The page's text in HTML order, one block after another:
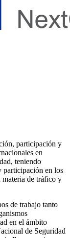
participación y
en
teniendo
participación en los
materia de tráfico y
de trabajo tanto
en el ámbito
de Seguridad